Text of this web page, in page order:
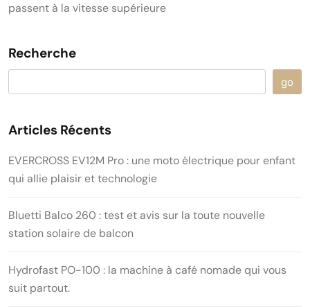
passent à la vitesse supérieure
Recherche
go
Articles Récents
EVERCROSS EV12M Pro : une moto électrique pour enfant
qui allie plaisir et technologie
Bluetti Balco 260 : test et avis sur la toute nouvelle
station solaire de balcon
Hydrofast PO-100 : la machine à café nomade qui vous
suit partout.